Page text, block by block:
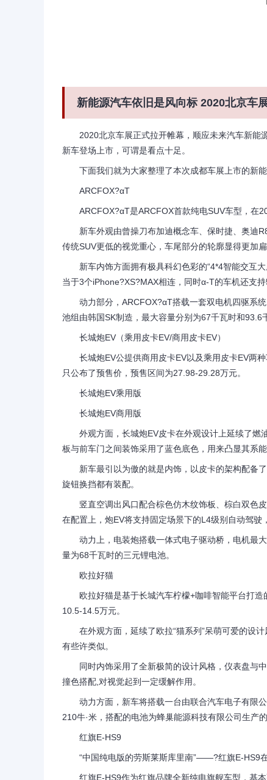
新能源汽车依旧是风向标 2020北京车
2020北京车展正式拉开帷幕，顺应未来汽车新能
新车登场上市，可谓是看点十足。
下面我们就为大家整理了本次成都车展上市的新能
ARCFOX?αT
ARCFOX?αT是ARCFOX首款纯电SUV车型，在
新车外观由曾操刀布加迪概念车、保时捷、奥迪R8
传统SUV更低的视觉重心，车尾部分的轮廓显得更加
新车内饰方面拥有极具科幻色彩的“4*4智能交互大
当于3个iPhone?XS?MAX相连，同时α-T的车机还支
动力部分，ARCFOX?αT搭载一套双电机四驱系统
池组由韩国SK制造，最大容量分别为67千瓦时和93.6
长城炮EV（乘用皮卡EV/商用皮卡EV）
长城炮EV公提供商用皮卡EV以及乘用皮卡EV两种
只公布了预售价，预售区间为27.98-29.28万元。
长城炮EV乘用版
长城炮EV商用版
外观方面，长城炮EV皮卡在外观设计上延续了燃
板与前车门之间装饰采用了蓝色底色，用来凸显其系能
新车最引以为傲的就是内饰，以皮卡的架构配备了
旋钮换挡都有装配。
竖直空调出风口配合棕色仿木纹饰板、棕白双色皮
在配置上，炮EV将支持固定场景下的L4级别自动驾驶
动力上，电装炮搭载一体式电子驱动桥，电机最大
量为68千瓦时的三元锂电池。
欧拉好猫
欧拉好猫是基于长城汽车柠檬+咖啡智能平台打造
10.5-14.5万元。
在外观方面，延续了欧拉“猫系列”呆萌可爱的设计
有些许类似。
同时内饰采用了全新极简的设计风格，仪表盘与中
撞色搭配,对视觉起到一定缓解作用。
动力方面，新车将搭载一台由联合汽车电子有限公
210牛·米，搭配的电池为蜂巢能源科技有限公司生产
红旗E-HS9
“中国纯电版的劳斯莱斯库里南”——?红旗E-HS9在
红旗E-HS9作为红旗品牌全新纯电旗舰车型，基本